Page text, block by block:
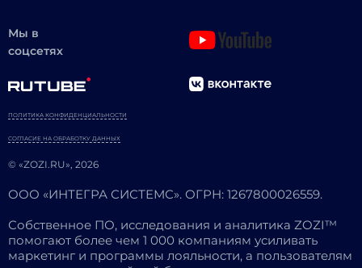
Мы в
соцсетях
© «ZOZI.RU», 2026
ПОЛИТИКА КОНФИДЕНЦИАЛЬНОСТИ
СОГЛАСИЕ НА ОБРАБОТКУ ДАННЫХ
ООО «ИНТЕГРА СИСТЕМС». ОГРН: 1267800026559.
Собственное ПО, исследования и аналитика ZOZI™
помогают более чем 1 000 компаниям усиливать
маркетинг и программы лояльности, а пользователям